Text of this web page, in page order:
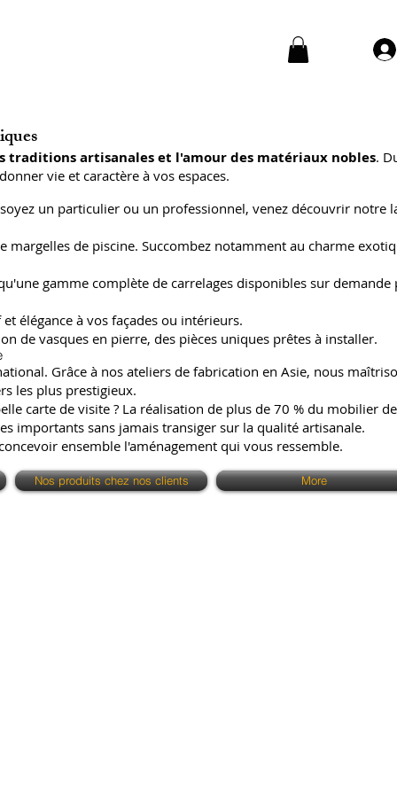
traditions artisanales et l'amour des matériaux nobles.
vie et caractère à vos espaces.
un particulier ou un professionnel, venez découvrir notre
margelles de piscine. Succombez notamment au charme
gamme complète de carrelages disponibles sur demande
élégance à vos façades ou intérieurs.
de vasques en pierre, des pièces uniques prêtes à installer.
Grâce à nos ateliers de fabrication en Asie, nous
les plus prestigieux.
carte de visite ? La réalisation de plus de 70 % du mobilier
importants sans jamais transiger sur la qualité artisanale.
ensemble l'aménagement qui vous ressemble.
Nos produits chez nos clients More